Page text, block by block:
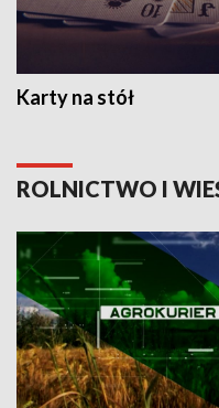
Karty na stół
ROLNICTWO I